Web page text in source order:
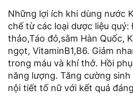
Những lợi ích khi dùng nước
chế từ các loại dược liệu
thảo,Táo đỏ,sâm Hàn Quốc,
ngọt, VitaminB1,B6. Giảm
trong máu và khí thở. Hồi
năng lượng. Tăng cường
nội tiết tố nữ với kết quả